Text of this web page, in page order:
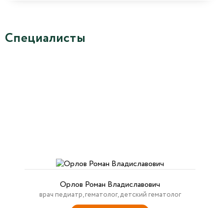
Специалисты
Орлов Роман Владиславович
врач педиатр, гематолог, детский гематолог